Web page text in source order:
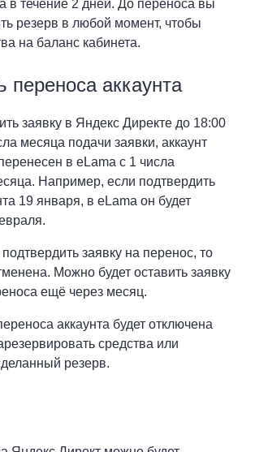
в течение 2 дней. До переноса вы
резерв в любой момент, чтобы
на баланс кабинета.
переноса аккаунта
заявку в Яндекс Директе до 18:00
месяца подачи заявки, аккаунт
в eLama с 1 числа
Например, если подтвердить
19 января, в eLama он будет
заявку на перенос, то
Можно будет оставить заявку
ещё через месяц.
аккаунта будет отключена
средства или
резерв.